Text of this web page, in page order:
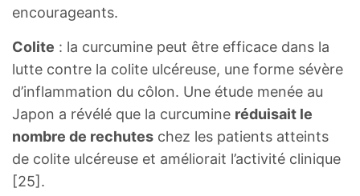
encourageants.
Colite : la curcumine peut être efficace dans la
lutte contre la colite ulcéreuse, une forme sévère
d’inflammation du côlon. Une étude menée au
Japon a révélé que la curcumine réduisait le
nombre de rechutes chez les patients atteints
de colite ulcéreuse et améliorait l’activité clinique
[25].